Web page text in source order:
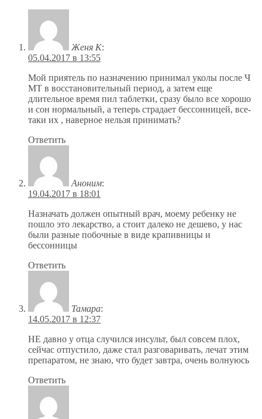
Женя К:
05.04.2017 в 13:55
Мой приятель по назначению принимал уколы после Ч
МТ в восстановительный период, а затем еще
длительное время пил таблетки, сразу было все хорошо
и сон нормальный, а теперь страдает бессонницей, все-
таки их , наверное нельзя принимать?
Ответить
Аноним:
19.04.2017 в 18:01
Назначать должен опытный врач, моему ребенку не
пошло это лекарство, а стоит далеко не дешево, у нас
были разные побочные в виде крапивницы и
бессонницы
Ответить
Тамара:
14.05.2017 в 12:37
НЕ давно у отца случился инсульт, был совсем плох,
сейчас отпустило, даже стал разговаривать, лечат этим
препаратом, не знаю, что будет завтра, очень волнуюсь
Ответить